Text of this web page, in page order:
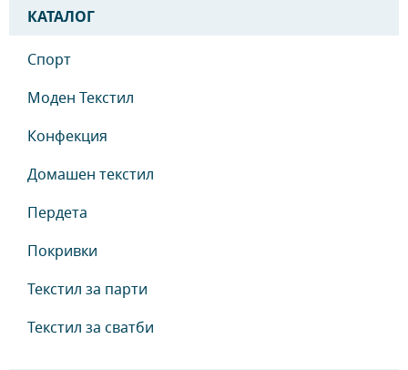
КАТАЛОГ
Спорт
Моден Текстил
Конфекция
Домашен текстил
Пердета
Покривки
Текстил за парти
Текстил за сватби